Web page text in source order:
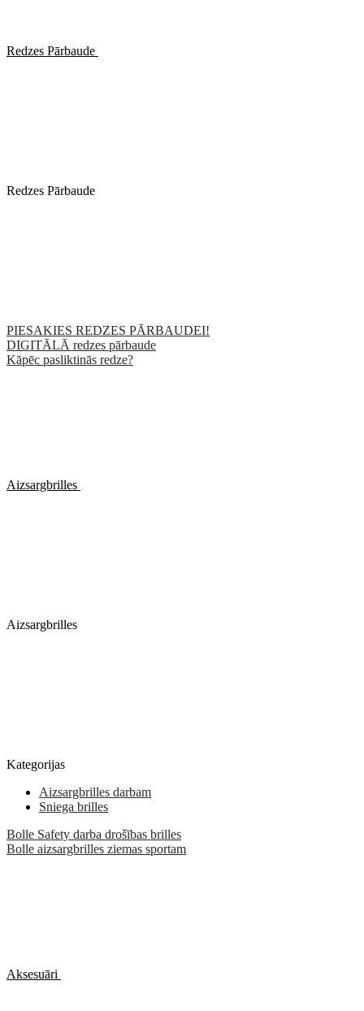
Redzes Pārbaude
Redzes Pārbaude
PIESAKIES REDZES PĀRBAUDEI!
DIGITĀLĀ redzes pārbaude
Kāpēc pasliktinās redze?
Aizsargbrilles
Aizsargbrilles
Kategorijas
Aizsargbrilles darbam
Sniega brilles
Bolle Safety darba drošības brilles
Bolle aizsargbrilles ziemas sportam
Aksesuāri